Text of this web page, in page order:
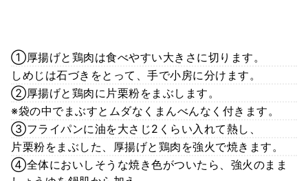
①厚揚げと鶏肉は食べやすい大きさに切ります。
しめじは石づきをとって、手で小房に分けます。
②厚揚げと鶏肉に片栗粉をまぶします。
※袋の中でまぶすとムダなくまんべんなく付きます。
③フライパンに油を大さじ2くらい入れて熱し、
片栗粉をまぶした、厚揚げと鶏肉を強火で焼きます。
④全体においしそうな焼き色がついたら、強火のまま